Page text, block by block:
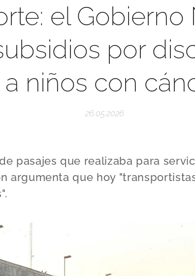
el Gobierno
por
a niños con
26.05.2026
pasajes que realizaba para
argumenta que hoy